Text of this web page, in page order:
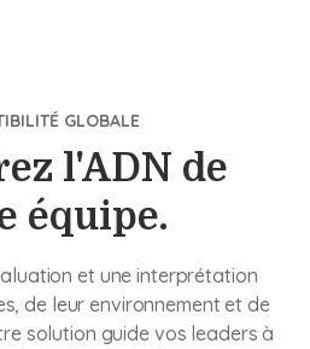
GLOBALE
l'ADN de
équipe.
et une interprétation
de leur environnement et de
solution guide vos leaders à